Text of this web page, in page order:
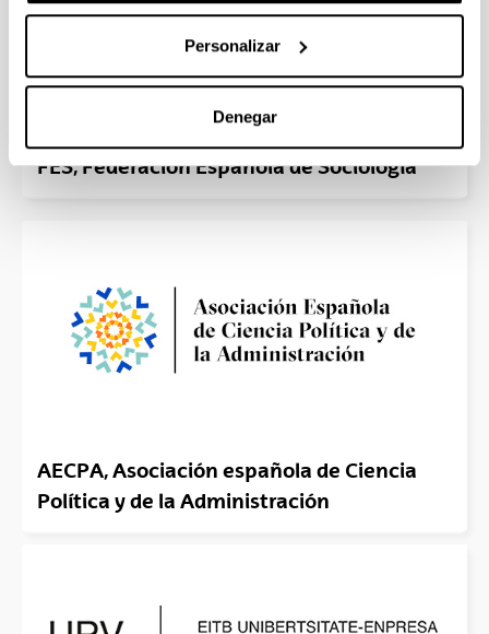
Personalizar
Denegar
FES, Federación Española de Sociología
AECPA, Asociación española de Ciencia
Política y de la Administración